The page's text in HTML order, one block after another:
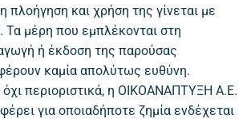
πλοήγηση και χρήση της γίνεται με
Τα μέρη που εμπλέκονται στη
ή έκδοση της παρούσας
καμία απολύτως ευθύνη.
όχι περιοριστικά, η ΟΙΚΟΑΝΑΠΤΥΞΗ Α.Ε.
για οποιαδήποτε ζημία ενδέχεται